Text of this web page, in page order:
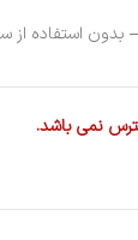
درجه سانتی گراد –
نمی باشد.